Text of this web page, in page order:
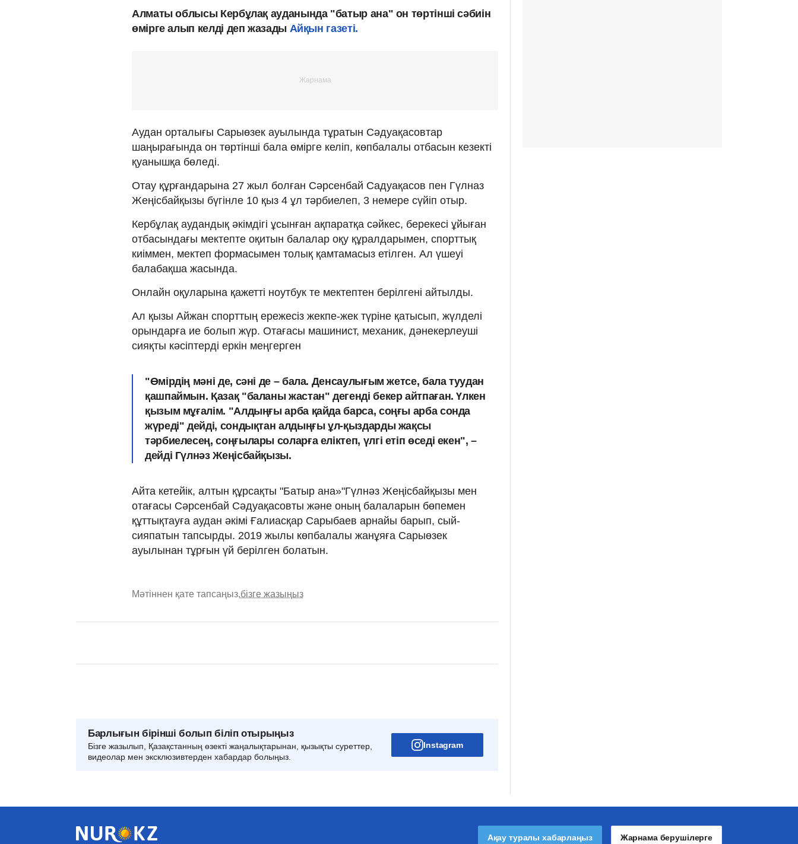
Алматы облысы Кербұлақ ауданында "батыр ана" он төртінші сәбиін
өмірге алып келді деп жазады Айқын газеті.
Аудан орталығы Сарыөзек ауылында тұратын Сәдуақасовтар
шаңырағында он төртінші бала өмірге келіп, көпбалалы отбасын кезекті
қуанышқа бөледі.
Отау құрғандарына 27 жыл болған Сәрсенбай Садуақасов пен Гүлназ
Жеңісбайқызы бүгінле 10 қыз 4 ұл тәрбиелеп, 3 немере сүйіп отыр.
Кербұлақ аудандық әкімдігі ұсынған ақпаратқа сәйкес, берекесі ұйыған
отбасындағы мектепте оқитын балалар оқу құралдарымен, спорттық
киіммен, мектеп формасымен толық қамтамасыз етілген. Ал үшеуі
балабақша жасында.
Онлайн оқуларына қажетті ноутбук те мектептен берілгені айтылды.
Ал қызы Айжан спорттың ережесіз жекпе-жек түріне қатысып, жүлделі
орындарға ие болып жүр. Отағасы машинист, механик, дәнекерлеуші
сияқты кәсіптерді еркін меңгерген
"Өмірдің мәні де, сәні де – бала. Денсаулығым жетсе, бала туудан
қашпаймын. Қазақ "баланы жастан" дегенді бекер айтпаған. Үлкен
қызым мұғалім. "Алдыңғы арба қайда барса, соңғы арба сонда
жүреді" дейді, сондықтан алдыңғы ұл-қыздарды жақсы
тәрбиелесең, соңғылары соларға еліктеп, үлгі етіп өседі екен", –
дейді Гүлнәз Жеңісбайқызы.
Айта кетейік, алтын құрсақты "Батыр ана»"Гүлнәз Жеңісбайқызы мен
отағасы Сәрсенбай Сәдуақасовты және оның балаларын бөпемен
құттықтауға аудан әкімі Ғалиасқар Сарыбаев арнайы барып, сый-
сияпатын тапсырды. 2019 жылы көпбалалы жанұяға Сарыөзек
ауылынан тұрғын үй берілген болатын.
Мәтіннен қате тапсаңыз,бізге жазыңыз
Барлығын бірінші болып біліп отырыңыз
Бізге жазылып, Қазақстанның өзекті жаңалықтарынан, қызықты суреттер,
видеолар мен эксклюзивтерден хабардар болыңыз.
Instagram
Ақау туралы хабарлаңыз Жарнама берушілерге